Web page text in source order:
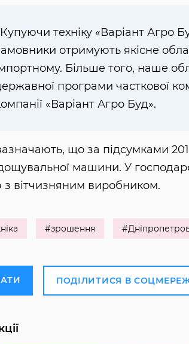
техніку «Варіант Агро
отримують якісне
Більше того, наше
програми часткової
«Варіант Агро Буд».
що за підсумками
машини. У
з вітчизняним виробником.
#зрошення
ПОДІЛИТИСЯ В